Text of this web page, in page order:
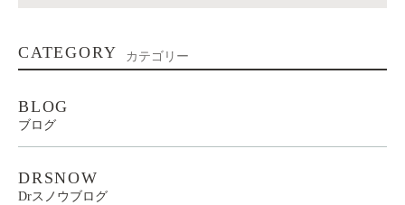
CATEGORY カテゴリー
BLOG
ブログ
DRSNOW
Drスノウブログ